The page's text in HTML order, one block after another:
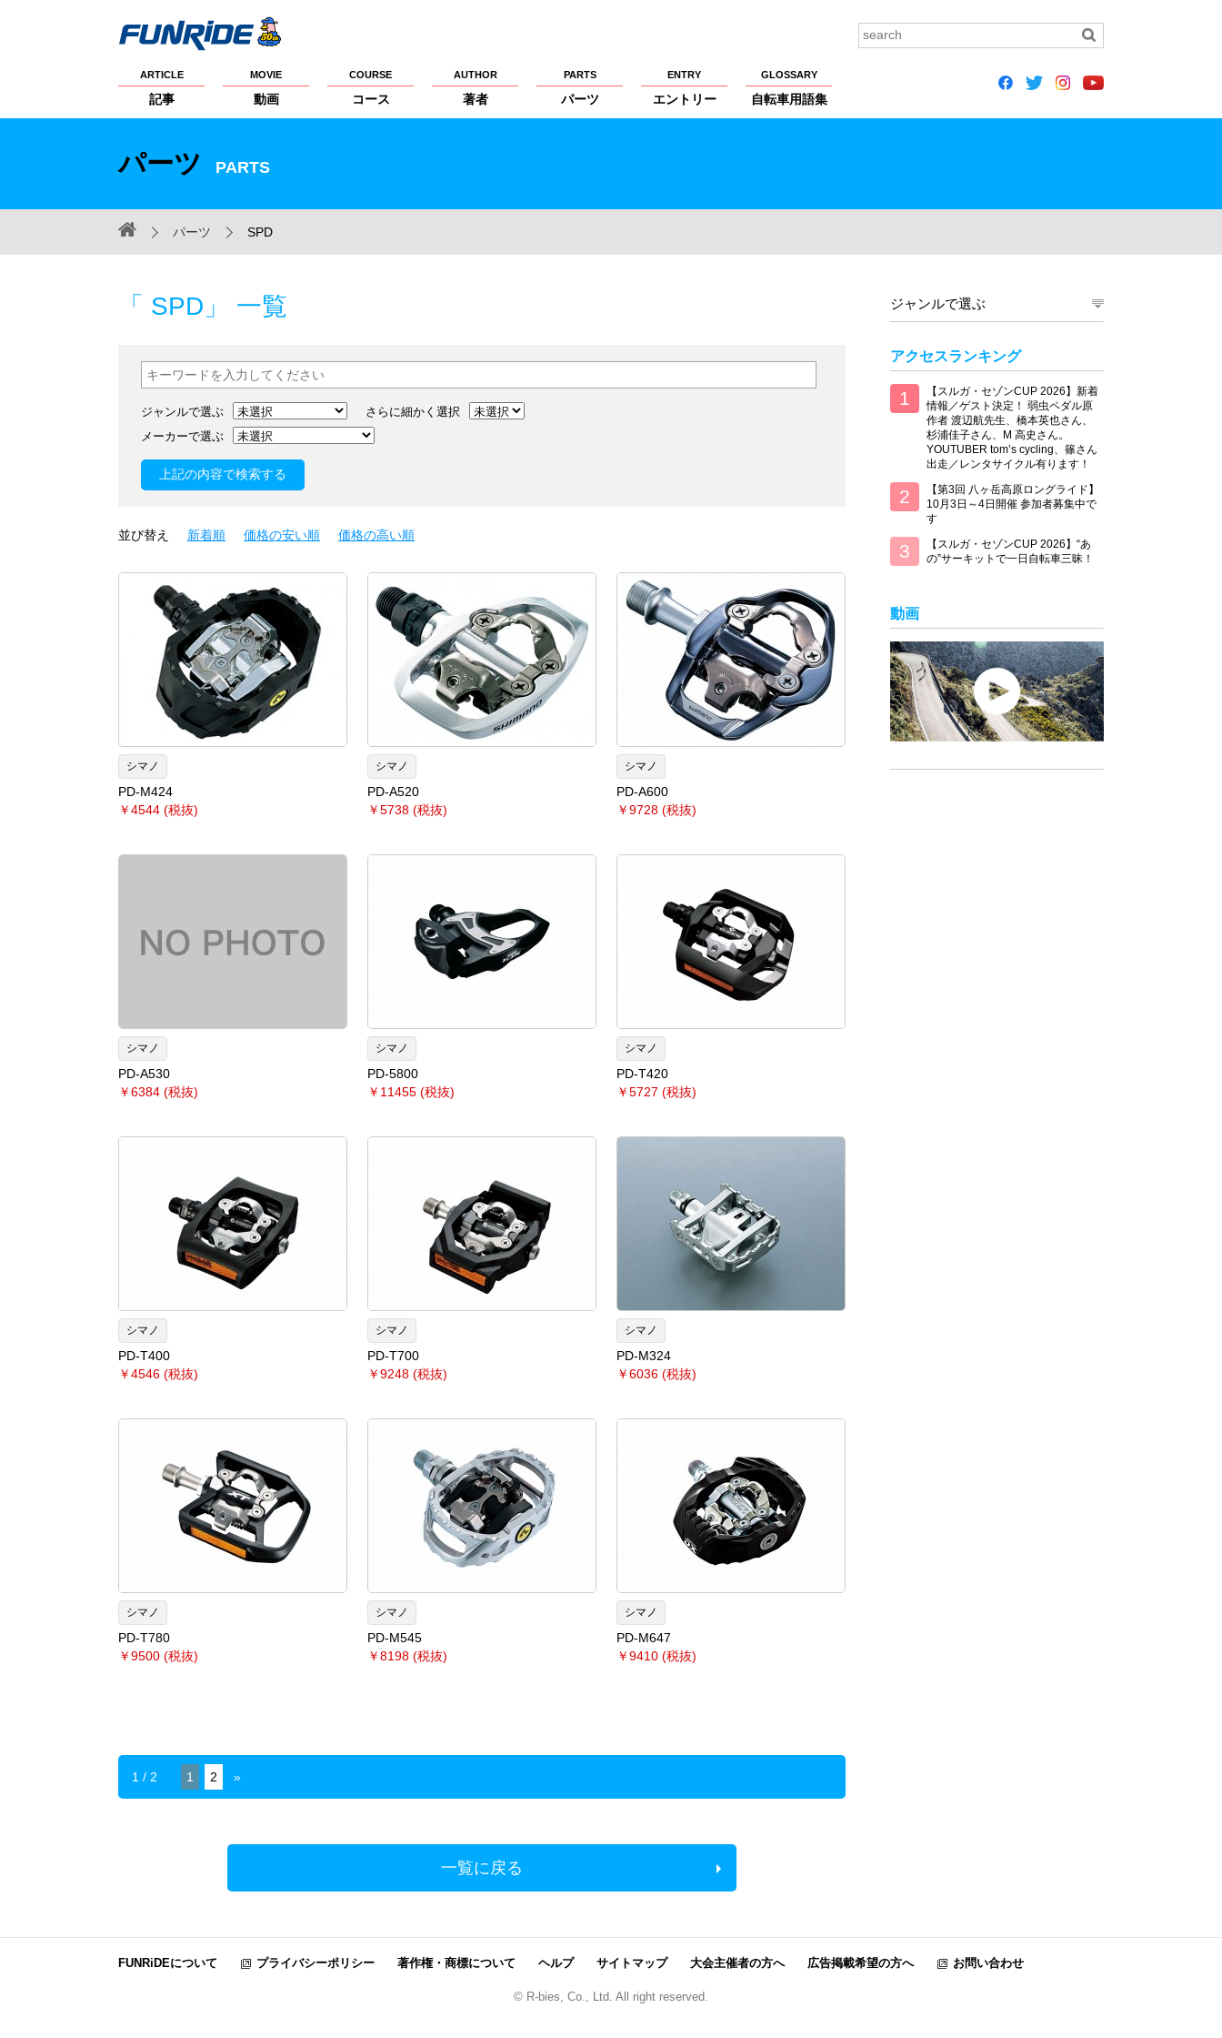
ARTICLE
記事
MOVIE
動画
COURSE
コース
AUTHOR
著者
PARTS
パーツ
ENTRY
エントリー
GLOSSARY
自転車用語集
パーツ PARTS
パーツ SPD
「 SPD」 一覧
ジャンルで選ぶ
さらに細かく選択
メーカーで選ぶ
並び替え 新着順 価格の安い順 価格の高い順
シマノ
PD-M424
￥4544 (税抜)
シマノ
PD-A520
￥5738 (税抜)
シマノ
PD-A600
￥9728 (税抜)
シマノ
PD-A530
￥6384 (税抜)
シマノ
PD-5800
￥11455 (税抜)
シマノ
PD-T420
￥5727 (税抜)
シマノ
PD-T400
￥4546 (税抜)
シマノ
PD-T700
￥9248 (税抜)
シマノ
PD-M324
￥6036 (税抜)
シマノ
PD-T780
￥9500 (税抜)
シマノ
PD-M545
￥8198 (税抜)
シマノ
PD-M647
￥9410 (税抜)
1 / 2 1 2 »
一覧に戻る
ジャンルで選ぶ
アクセスランキング
【スルガ・セゾンCUP 2026】新着
情報／ゲスト決定！ 弱虫ペダル原
作者 渡辺航先生、橋本英也さん、
杉浦佳子さん、M 高史さん。
YOUTUBER tom’s cycling、篠さん
出走／レンタサイクル有ります！
【第3回 八ヶ岳高原ロングライド】
10月3日～4日開催 参加者募集中で
す
【スルガ・セゾンCUP 2026】“あ
の”サーキットで一日自転車三昧！
動画
FUNRiDEについて プライバシーポリシー 著作権・商標について ヘルプ サイトマップ 大会主催者の方へ 広告掲載希望の方へ お問い合わせ
© R-bies, Co., Ltd. All right reserved.